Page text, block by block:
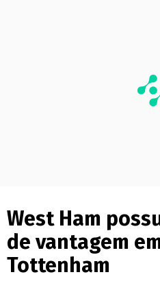
West Ham
de vantagem
Tottenham